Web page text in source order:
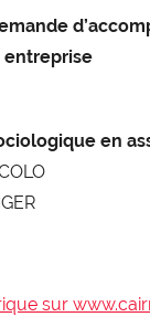
en
sur